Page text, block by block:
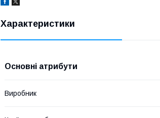
Характеристики
Основні атрибути
Виробник